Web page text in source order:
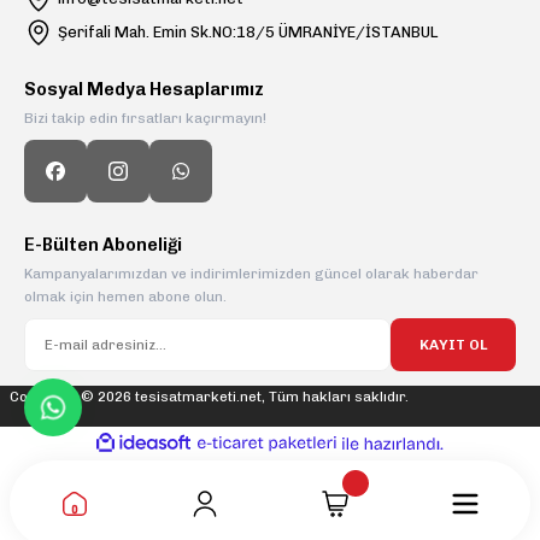
Şerifali Mah. Emin Sk.NO:18/5 ÜMRANİYE/İSTANBUL
Sosyal Medya Hesaplarımız
Bizi takip edin fırsatları kaçırmayın!
E-Bülten Aboneliği
Kampanyalarımızdan ve indirimlerimizden güncel olarak haberdar
olmak için hemen abone olun.
KAYIT OL
Copyright © 2026 tesisatmarketi.net, Tüm hakları saklıdır.
ideasoft
e-
paketleri